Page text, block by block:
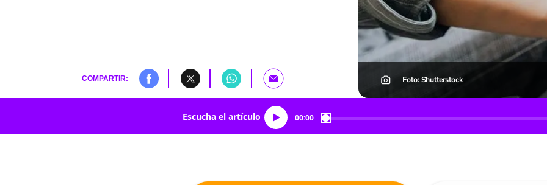
COMPARTIR: Foto: Shutterstock
Escucha el artículo 00:00